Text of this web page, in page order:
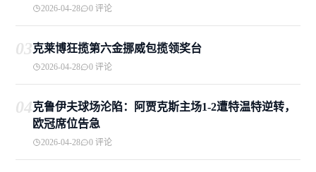
2026-04-28 0 评论
03克莱博狂揽第六金挪威包揽领奖台
2026-04-28 0 评论
04克鲁伊夫球场沦陷：阿贾克斯主场1-2遭特温特逆转，
欧冠席位告急
2026-04-28 0 评论